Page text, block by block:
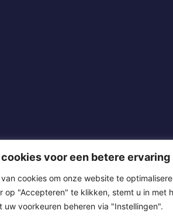
voor een betere ervaring
cookies om onze website te
op "Accepteren" te klikken, stemt u in met
uw voorkeuren beheren via "Instellingen".